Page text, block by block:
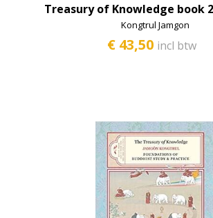
Treasury of Knowledge book
Kongtrul Jamgon
€ 43,50 incl btw